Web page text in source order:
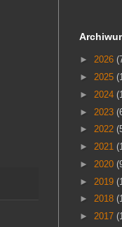
► 2026
► 2025
► 2024
► 2023
► 2022
► 2021
► 2020
► 2019
► 2018
► 2017